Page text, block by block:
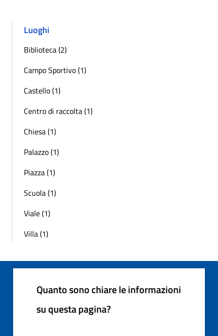
Luoghi
Biblioteca (2)
Campo Sportivo (1)
Castello (1)
Centro di raccolta (1)
Chiesa (1)
Palazzo (1)
Piazza (1)
Scuola (1)
Viale (1)
Villa (1)
Quanto sono chiare le informazioni
su questa pagina?